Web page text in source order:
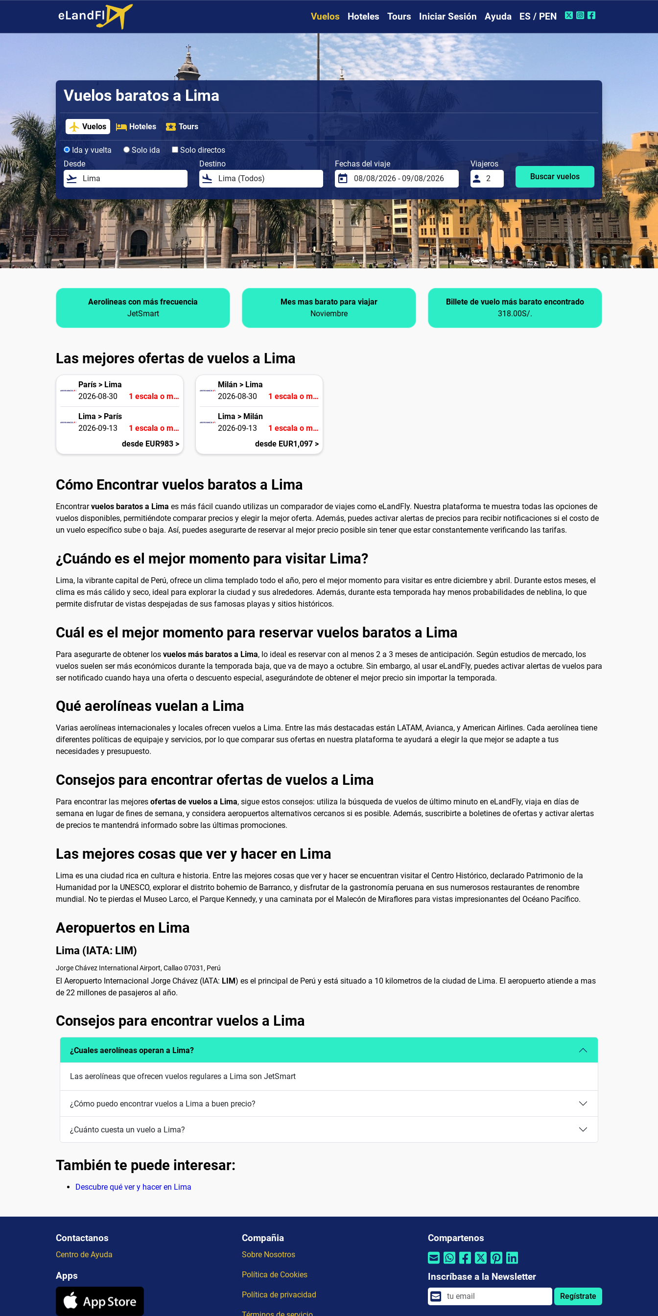
Vuelos Hoteles Tours Iniciar Sesión Ayuda ES / PEN
Vuelos baratos a Lima
Vuelos Hoteles Tours
Ida y vuelta Solo ida
Solo directos
Desde
Destino Fechas del viaje
Viajeros
Buscar vuelos
Aerolineas con más frecuencia
JetSmart
Mes mas barato para viajar
Noviembre
Billete de vuelo más barato encontrado
318.00S/.
Las mejores ofertas de vuelos a Lima
París > Lima
2026-08-30
1 escala o más
Lima > París
2026-09-13
1 escala o más
desde EUR983 >
Milán > Lima
2026-08-30
1 escala o más
Lima > Milán
2026-09-13
1 escala o más
desde EUR1,097 >
Cómo Encontrar vuelos baratos a Lima
Encontrarvuelos baratos a Lima es más fácil cuando utilizas un comparador de viajes como eLandFly. Nuestra plataforma te muestra todas las opciones de
vuelos disponibles, permitiéndote comparar precios y elegir la mejor oferta. Además, puedes activar alertas de precios para recibir notificaciones si el costo de
un vuelo específico sube o baja. Así, puedes asegurarte de reservar al mejor precio posible sin tener que estar constantemente verificando las tarifas.
¿Cuándo es el mejor momento para visitar Lima?
Lima, la vibrante capital de Perú, ofrece un clima templado todo el año, pero el mejor momento para visitar es entre diciembre y abril. Durante estos meses, el
clima es más cálido y seco, ideal para explorar la ciudad y sus alrededores. Además, durante esta temporada hay menos probabilidades de neblina, lo que
permite disfrutar de vistas despejadas de sus famosas playas y sitios históricos.
Cuál es el mejor momento para reservar vuelos baratos a Lima
Para asegurarte de obtener los vuelos más baratos a Lima, lo ideal es reservar con al menos 2 a 3 meses de anticipación. Según estudios de mercado, los
vuelos suelen ser más económicos durante la temporada baja, que va de mayo a octubre. Sin embargo, al usar eLandFly, puedes activar alertas de vuelos para
ser notificado cuando haya una oferta o descuento especial, asegurándote de obtener el mejor precio sin importar la temporada.
Qué aerolíneas vuelan a Lima
Varias aerolíneas internacionales y locales ofrecen vuelos a Lima. Entre las más destacadas están LATAM, Avianca, y American Airlines. Cada aerolínea tiene
diferentes políticas de equipaje y servicios, por lo que comparar sus ofertas en nuestra plataforma te ayudará a elegir la que mejor se adapte a tus
necesidades y presupuesto.
Consejos para encontrar ofertas de vuelos a Lima
Para encontrar las mejores ofertas de vuelos a Lima, sigue estos consejos: utiliza la búsqueda de vuelos de último minuto en eLandFly, viaja en días de
semana en lugar de fines de semana, y considera aeropuertos alternativos cercanos si es posible. Además, suscribirte a boletines de ofertas y activar alertas
de precios te mantendrá informado sobre las últimas promociones.
Las mejores cosas que ver y hacer en Lima
Lima es una ciudad rica en cultura e historia. Entre las mejores cosas que ver y hacer se encuentran visitar el Centro Histórico, declarado Patrimonio de la
Humanidad por la UNESCO, explorar el distrito bohemio de Barranco, y disfrutar de la gastronomía peruana en sus numerosos restaurantes de renombre
mundial. No te pierdas el Museo Larco, el Parque Kennedy, y una caminata por el Malecón de Miraflores para vistas impresionantes del Océano Pacífico.
Aeropuertos en Lima
Lima (IATA: LIM)
Jorge Chávez International Airport, Callao 07031, Perú
El Aeropuerto Internacional Jorge Chávez (IATA: LIM) es el principal de Perú y está situado a 10 kilometros de la ciudad de Lima. El aeropuerto atiende a mas
de 22 millones de pasajeros al año.
Consejos para encontrar vuelos a Lima
¿Cuales aerolíneas operan a Lima?
Las aerolíneas que ofrecen vuelos regulares a Lima son JetSmart
¿Cómo puedo encontrar vuelos a Lima a buen precio?
¿Cuánto cuesta un vuelo a Lima?
También te puede interesar:
Descubre qué ver y hacer en Lima
Contactanos
Centro de Ayuda
Apps
Compañia
Sobre Nosotros
Política de Cookies
Política de privacidad
Compartenos
Inscríbase a la Newsletter
Regístrate